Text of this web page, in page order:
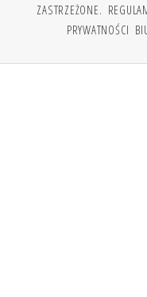
ZASTRZEŻONE.
PRYWATNOŚCI